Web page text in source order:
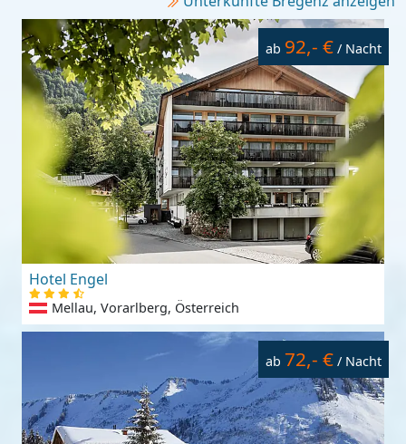
ab 92,- € / Nacht
Hotel Engel
Mellau, Vorarlberg, Österreich
ab 72,- € / Nacht